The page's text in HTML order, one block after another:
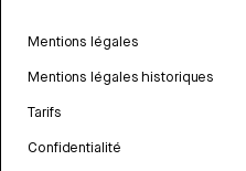
Mentions légales
Mentions légales historiques
Tarifs
Confidentialité